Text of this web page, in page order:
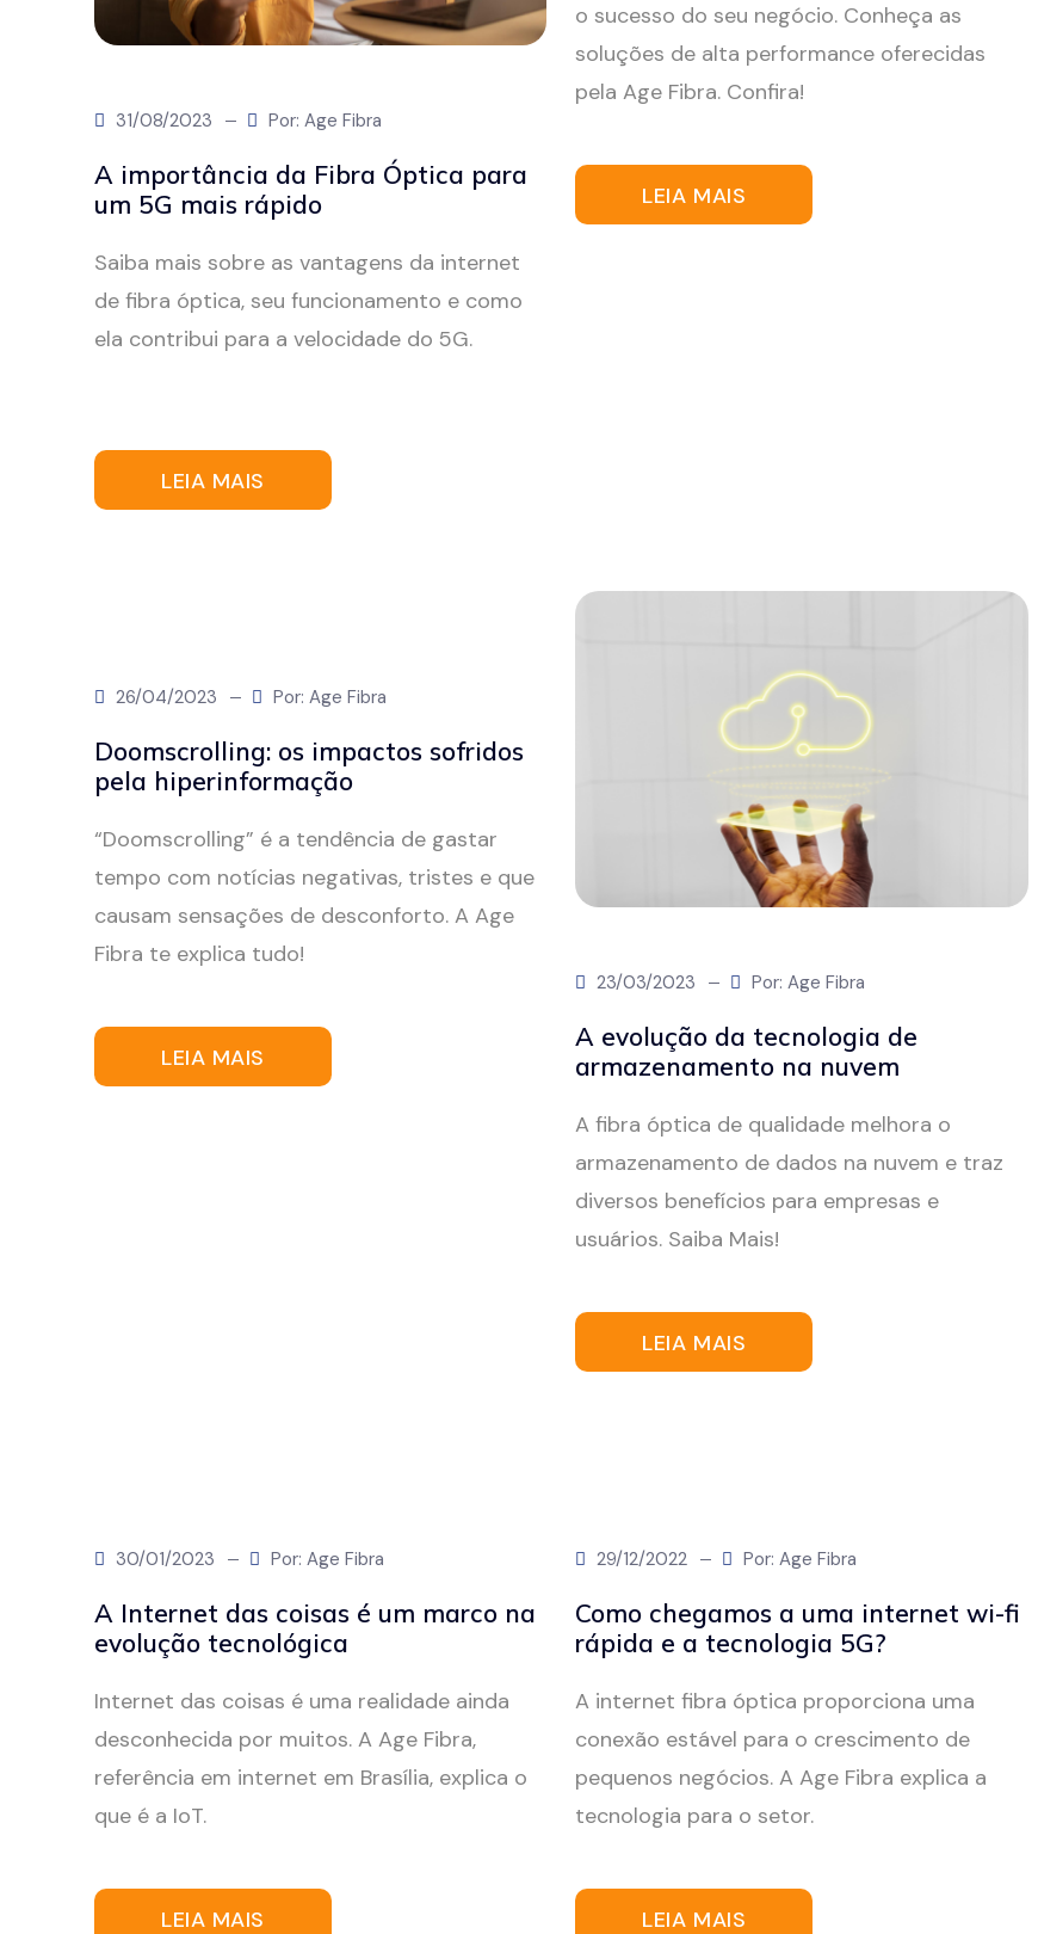
31/08/2023 Por: Age Fibra
A importância da Fibra Óptica para
um 5G mais rápido
Saiba mais sobre as vantagens da internet
de fibra óptica, seu funcionamento e como
ela contribui para a velocidade do 5G.
LEIA MAIS
o sucesso do seu negócio. Conheça as
soluções de alta performance oferecidas
pela Age Fibra. Confira!
LEIA MAIS
26/04/2023 Por: Age Fibra
Doomscrolling: os impactos sofridos
pela hiperinformação
“Doomscrolling” é a tendência de gastar
tempo com notícias negativas, tristes e que
causam sensações de desconforto. A Age
Fibra te explica tudo!
LEIA MAIS
23/03/2023 Por: Age Fibra
A evolução da tecnologia de
armazenamento na nuvem
A fibra óptica de qualidade melhora o
armazenamento de dados na nuvem e traz
diversos benefícios para empresas e
usuários. Saiba Mais!
LEIA MAIS
30/01/2023 Por: Age Fibra
A Internet das coisas é um marco na
evolução tecnológica
Internet das coisas é uma realidade ainda
desconhecida por muitos. A Age Fibra,
referência em internet em Brasília, explica o
que é a IoT.
LEIA MAIS
29/12/2022 Por: Age Fibra
Como chegamos a uma internet wi-fi
rápida e a tecnologia 5G?
A internet fibra óptica proporciona uma
conexão estável para o crescimento de
pequenos negócios. A Age Fibra explica a
tecnologia para o setor.
LEIA MAIS